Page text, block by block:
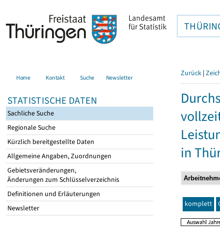
Home Kontakt Suche Newsletter
STATISTISCHE DATEN
Sachliche Suche
Regionale Suche
Kürzlich bereitgestellte Daten
Allgemeine Angaben, Zuordnungen
Gebietsveränderungen,
Änderungen zum Schlüsselverzeichnis
Definitionen und Erläuterungen
Newsletter
Zurück |
in
komplett